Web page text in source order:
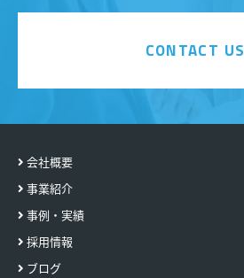
CONTACT US
会社概要
事業紹介
事例・実績
採用情報
ブログ